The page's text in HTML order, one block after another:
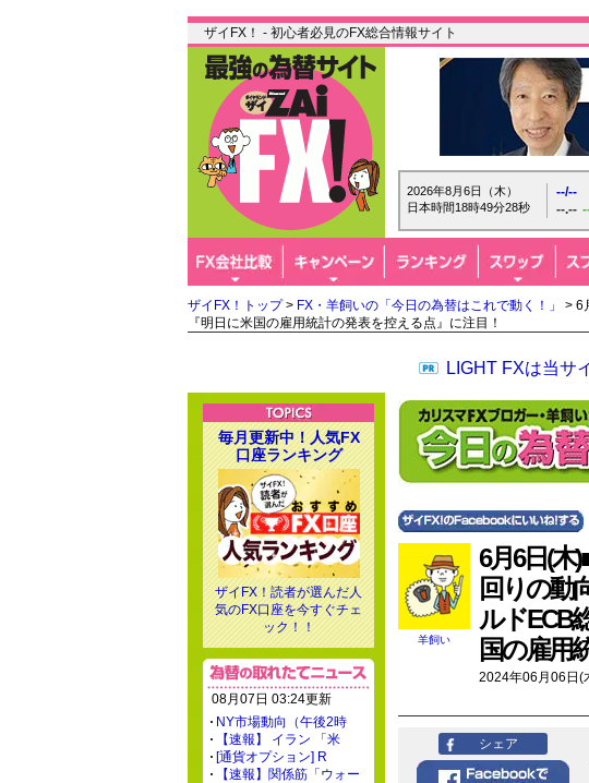
ザイFX！ - 初心者必見のFX総合情報サイト
2026年8月6日（木）
日本時間18時49分30秒
--/--
--.--
ザイFX！トップ> FX・羊飼いの「今日の為替はこれで動く！」
> 6
『明日に米国の雇用統計の発表を控える点』に注目！
LIGHT FXは当サ
羊飼い
6月6日(木
回りの動
ルドECB
国の雇用
2024年06月06日(
シェア
毎月更新中！人気FX
口座ランキング
ザイFX！読者が選んだ人
気のFX口座を今すぐチェ
ック！！
08月07日 03:24更新
NY市場動向（午後2時
【速報】 イラン 「米
[通貨オプション] R
【速報】関係筋「ウォー